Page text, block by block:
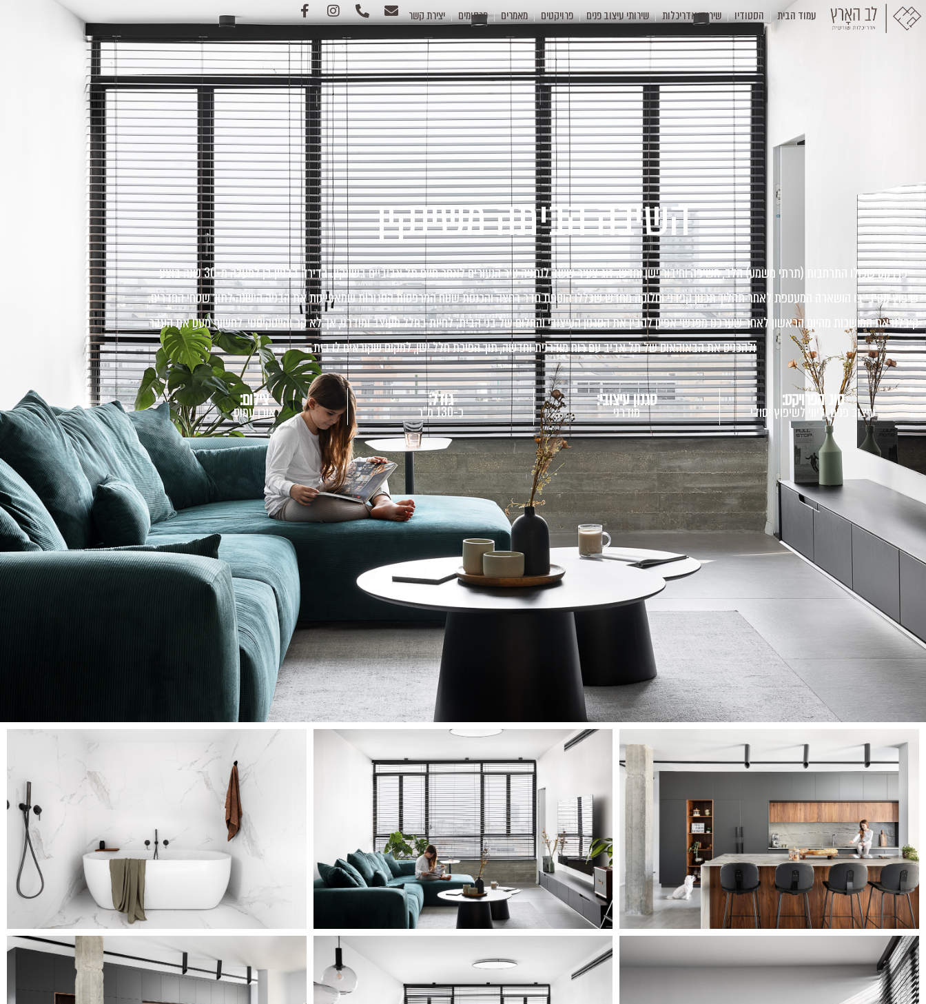
עמוד הבית הסטודיו שירותי אדריכלות שירותי עיצוב פנים פרויקטים מאמרים פרסומים יצירת קשר
השיבה הביתה משינקין
פרויקט שכולו התרחבות (תרתי משמע) הלב, חשיפה וחיבור ישן וחדש. זוג צעיר ששב לנתניה עיר הנעורים לאחר חיים תל אביביים בשינקין. בדירה בבניין בן למעלה מ-30 שנה בוצע
שיפוץ מסיבי בו הושארה המעטפת לאחר תהליך תכנון קפדני וחלוקה מחדש שכללו הוספת חדר רחצה והכנסת שטח המרפסות הסגורות שמאפיינות את הבניה הישנה לתוך שטחי החדרים.
קיבלנו את המושכות מהיום הראשון לאחר שערכנו מפגשי אפיון להבין את הסגנון העיצובי והחלום של בני הבית; לחיות בחלל מעוצב ומודרני, אך לא קר והייטקיסטי. לחשוף מעט את העבר
ולהכניס את הבאוהאוס של תל אביב עם רוח מודרנית וחדשה, תוך הפיכת חלל ישן, למקום שקוראים לו בית.
סוג הפרויקט:
עיצוב פנים וליווי לשיפוץ יסודי
סגנון עיצובי:
מודרני
גודל:
כ-130 מ"ר
צילום:
אורן עמוס